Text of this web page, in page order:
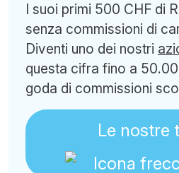
I suoi primi 500 CHF di
senza commissioni di
Diventi uno dei nostri
questa cifra fino a
goda di commissioni
Le nostre